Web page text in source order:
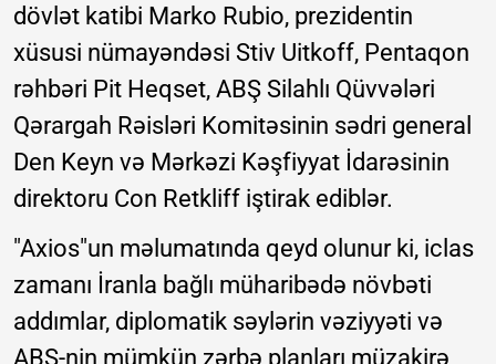
dövlət katibi Marko Rubio, prezidentin
xüsusi nümayəndəsi Stiv Uitkoff, Pentaqon
rəhbəri Pit Heqset, ABŞ Silahlı Qüvvələri
Qərargah Rəisləri Komitəsinin sədri general
Den Keyn və Mərkəzi Kəşfiyyat İdarəsinin
direktoru Con Retkliff iştirak ediblər.
"Axios"un məlumatında qeyd olunur ki, iclas
zamanı İranla bağlı müharibədə növbəti
addımlar, diplomatik səylərin vəziyyəti və
ABŞ-nin mümkün zərbə planları müzakirə